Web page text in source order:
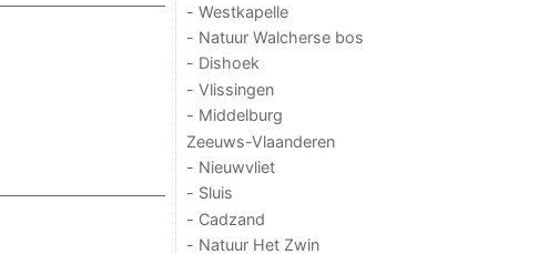
- Westkapelle
- Natuur Walcherse bos
- Dishoek
- Vlissingen
- Middelburg
Zeeuws-Vlaanderen
- Nieuwvliet
- Sluis
- Cadzand
- Natuur Het Zwin